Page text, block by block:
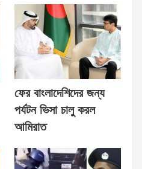
ফের বাংলাদেশিদের জন্য
পর্যটন ভিসা চালু করল
আমিরাত